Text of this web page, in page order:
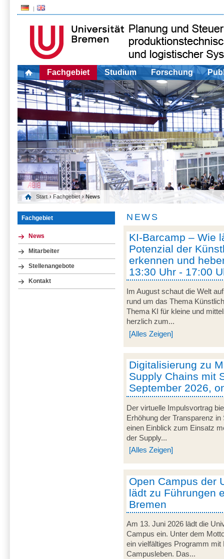
Fachgebiet Studium Forschung
Start › Fachgebiet › News
Fachgebiet
News
Mitarbeiter
Stellenangebote
Kontakt
NEWS
KI-Barcamp – Wie
Potenzial der
erkennen und
13:30 Uhr - 17:00
Im August schaut die Welt
rund um das Thema
Thema KI für kleine und
herzlich zum...
[Alles Zeigen]
Digitalisierung zu
Supply Chains mit
September 2026,
Der virtuelle Impulsvortrag
Erhöhung der Transparenz
einen Einblick zum Einsatz
der Supply...
[Alles Zeigen]
Open Campus der
lädt zu Führungen
Bremen
Am 13. Juni 2026 lädt die
Campus ein. Unter dem
ein vielfältiges Programm
Campusleben. Das...